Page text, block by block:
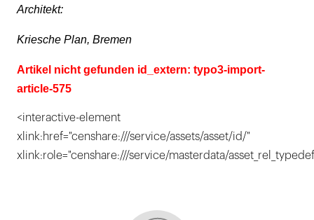
Architekt:
Kriesche Plan, Bremen
Artikel nicht gefunden id_extern: typo3-import-
article-575
<interactive-element
xlink:href="censhare:///service/assets/asset/id/"
xlink:role="censhare:///service/masterdata/